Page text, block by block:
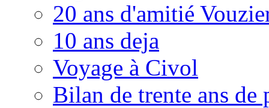
20 ans d'amitié
10 ans deja
Voyage à Civol
Bilan de trente ans